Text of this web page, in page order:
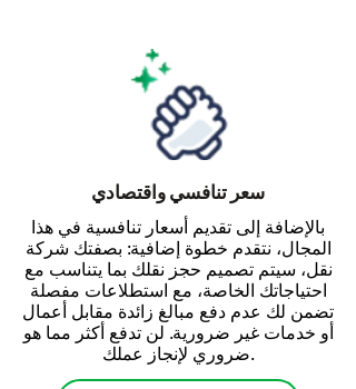
سعر تنافسي واقتصادي
بالإضافة إلى تقديم أسعار تنافسية في هذا
المجال، نتقدم خطوة إضافية: بصفتك شركة
نقل، سيتم تصميم حجز نقلك بما يتناسب مع
احتياجاتك الخاصة، مع استطلاعات مفصلة
تضمن لك عدم دفع مبالغ زائدة مقابل أعمال
أو خدمات غير ضرورية. لن تدفع أكثر مما هو
ضروري لإنجاز عملك.